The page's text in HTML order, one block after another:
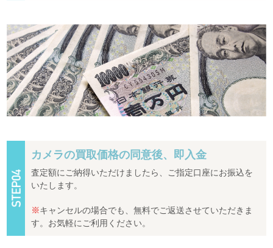
カメラの買取価格の同意後、即入金
査定額にご納得いただけましたら、ご指定口座にお振込を
いたします。
※キャンセルの場合でも、無料でご返送させていただきま
す。お気軽にご利用ください。